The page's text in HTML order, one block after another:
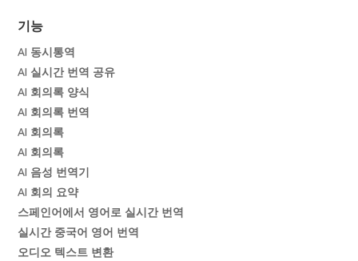
기능
AI 동시통역
AI 실시간 번역 공유
AI 회의록 양식
AI 회의록 번역
AI 회의록
AI 회의록
AI 음성 번역기
AI 회의 요약
스페인어에서 영어로 실시간 번역
실시간 중국어 영어 번역
오디오 텍스트 변환